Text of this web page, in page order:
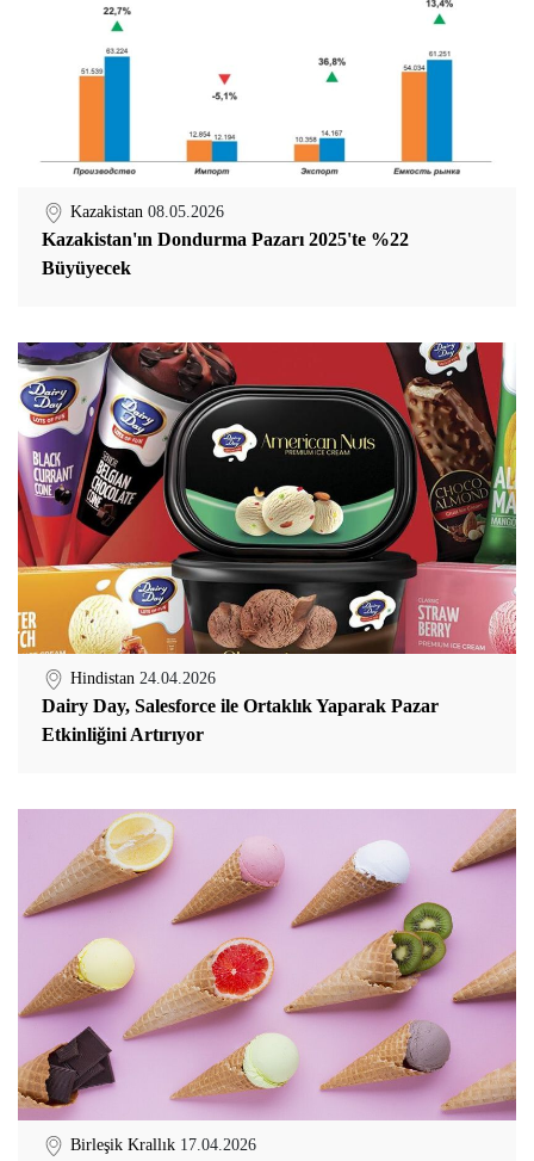
Kazakistan 08.05.2026
Kazakistan'ın Dondurma Pazarı 2025'te %22
Büyüyecek
Hindistan 24.04.2026
Dairy Day, Salesforce ile Ortaklık Yaparak Pazar
Etkinliğini Artırıyor
Birleşik Krallık 17.04.2026